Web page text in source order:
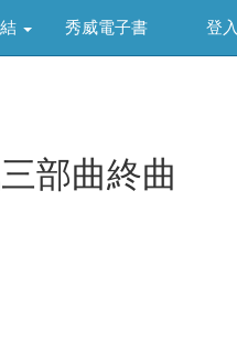
秀威電子書 登入
部曲終曲